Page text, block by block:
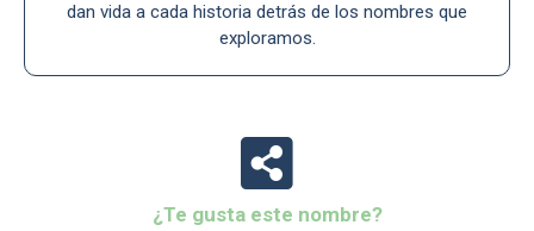
dan vida a cada historia detrás de los nombres que
exploramos.
¿Te gusta este nombre?